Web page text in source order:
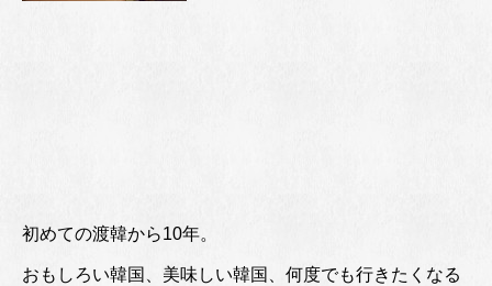
初めての渡韓から10年。
おもしろい韓国、美味しい韓国、何度でも行きたくなる